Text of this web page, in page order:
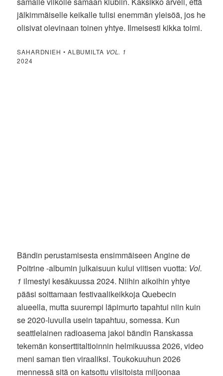
jälkimmäiselle keikalle tulisi enemmän yleisöä, jos he
olisivat olevinaan toinen yhtye. Ilmeisesti kikka toimi.
SAHARDNIEH • ALBUMILTA VOL. 1
2024
Bändin perustamisesta ensimmäiseen Angine de
Poitrine -albumin julkaisuun kului viitisen vuotta: Vol.
1 ilmestyi kesäkuussa 2024. Niihin aikoihin yhtye
pääsi soittamaan festivaalikeikkoja Quebecin
alueella, mutta suurempi läpimurto tapahtui niin kuin
se 2020-luvulla usein tapahtuu, somessa. Kun
seattlelainen radioasema jakoi bändin Ranskassa
tekemän konserttitaltioinnin helmikuussa 2026, video
meni saman tien viraaliksi. Toukokuuhun 2026
mennessä sitä on katsottu viisitoista miljoonaa